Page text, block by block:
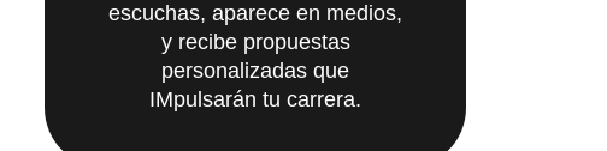
escuchas, aparece en medios,
y recibe propuestas
personalizadas que
IMpulsarán tu carrera.